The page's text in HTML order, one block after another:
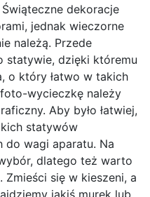
dekoracje
jednak wieczorne
należą. Przede
statywie, dzięki któremu
o który łatwo w takich
wycieczkę należy
Aby było łatwiej,
statywów
do wagi aparatu. Na
dlatego też warto
się w kieszeni, a
jakiś murek lub